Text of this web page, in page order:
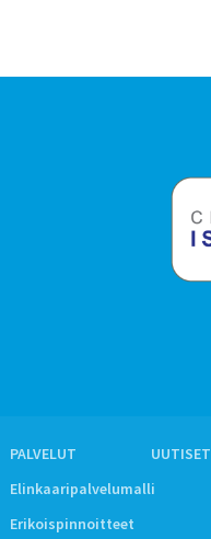
PALVELUT
Elinkaaripalvelumalli
Erikoispinnoitteet
UUTISET